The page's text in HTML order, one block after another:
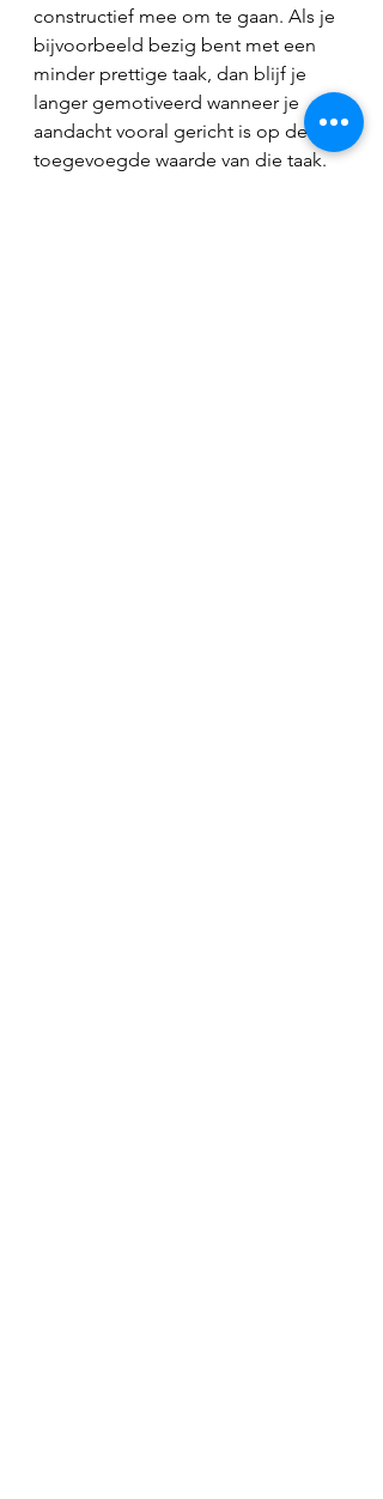
constructief mee om te gaan. Als je
bijvoorbeeld bezig bent met een
minder prettige taak, dan blijf je
langer gemotiveerd wanneer je
aandacht vooral gericht is op de
toegevoegde waarde van die taak.